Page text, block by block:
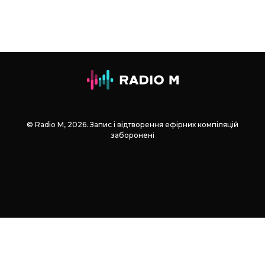
© Radio М, 2026. Запис і відтворення ефірних компіляцій
заборонені